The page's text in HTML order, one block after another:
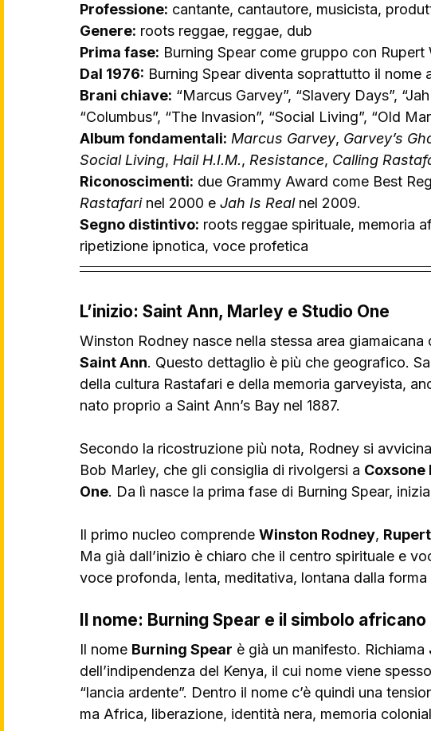
Professione: cantante, cantautore, musicista,
Genere: roots reggae, reggae, dub
Prima fase: Burning Spear come gruppo con
Dal 1976: Burning Spear diventa soprattutto il nome
Brani chiave: “Marcus Garvey”, “Slavery Days”,
“Columbus”, “The Invasion”, “Social Living”, “Old
Album fondamentali: Marcus Garvey, Garvey’s
Social Living, Hail H.I.M., Resistance, Calling
Riconoscimenti: due Grammy Award come Best
Rastafari nel 2000 e Jah Is Real nel 2009.
Segno distintivo: roots reggae spirituale, memoria
ripetizione ipnotica, voce profetica
L’inizio: Saint Ann, Marley e Studio One
Winston Rodney nasce nella stessa area
Saint Ann. Questo dettaglio è più che geografico.
della cultura Rastafari e della memoria garveyista,
nato proprio a Saint Ann’s Bay nel 1887.
Secondo la ricostruzione più nota, Rodney si
Bob Marley, che gli consiglia di rivolgersi a Coxsone
One. Da lì nasce la prima fase di Burning Spear,
Il primo nucleo comprende Winston Rodney,
Ma già dall’inizio è chiaro che il centro spirituale e
voce profonda, lenta, meditativa, lontana dalla
Il nome: Burning Spear e il simbolo africano
Il nome Burning Spear è già un manifesto. Richiama
dell’indipendenza del Kenya, il cui nome viene
“lancia ardente”. Dentro il nome c’è quindi una
ma Africa, liberazione, identità nera, memoria